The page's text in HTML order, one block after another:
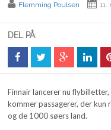
Flemming Poulsen 11.
DEL PÅ
Finnair lancerer nu
kommer passagerer, der kun
og de 1000 søers land.